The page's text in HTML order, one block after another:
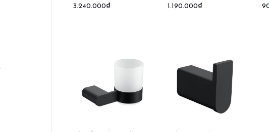
ĐEN 65003 CLEANMAX
3.240.000₫ 1.190.000₫